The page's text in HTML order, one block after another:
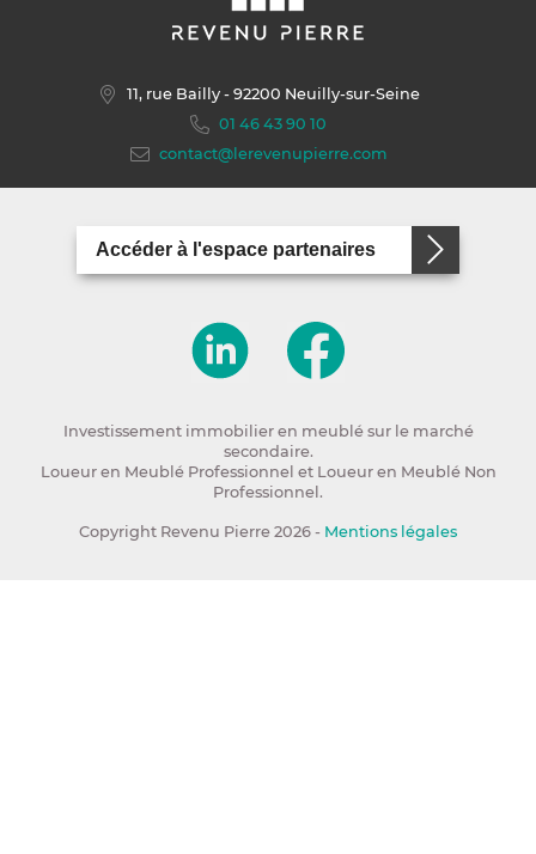
11, rue Bailly- 92200 Neuilly-sur-Seine
01 46 43 90 10
contact@lerevenupierre.com
Accéder à l'espace partenaires
Investissement immobilier en meublé sur le marché
secondaire.
Loueur en Meublé Professionnel et Loueur en Meublé Non
Professionnel.
Copyright Revenu Pierre 2026 - Mentions légales